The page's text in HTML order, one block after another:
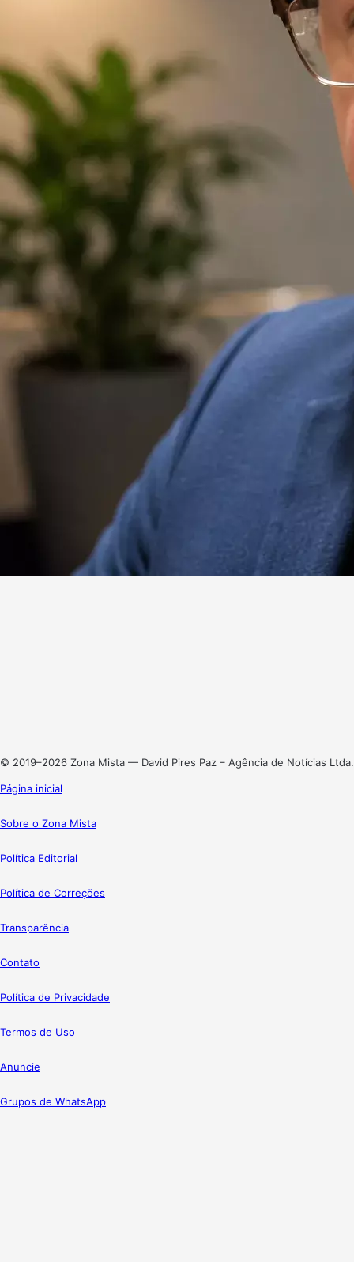
© 2019–2026 Zona Mista — David Pires Paz – Agência de Notícias Ltda.
Página inicial
Sobre o Zona Mista
Política Editorial
Política de Correções
Transparência
Contato
Política de Privacidade
Termos de Uso
Anuncie
Grupos de WhatsApp